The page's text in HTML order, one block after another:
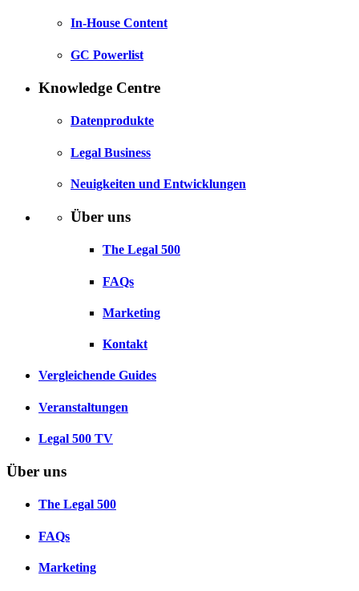
In-House Content
GC Powerlist
Knowledge Centre
Datenprodukte
Legal Business
Neuigkeiten und Entwicklungen
Über uns
The Legal 500
FAQs
Marketing
Kontakt
Vergleichende Guides
Veranstaltungen
Legal 500 TV
Über uns
The Legal 500
FAQs
Marketing